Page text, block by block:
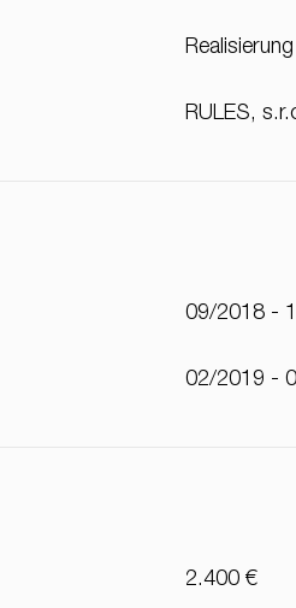
Realisierung
RULES,
09/2018 -
02/2019 -
2.400 €